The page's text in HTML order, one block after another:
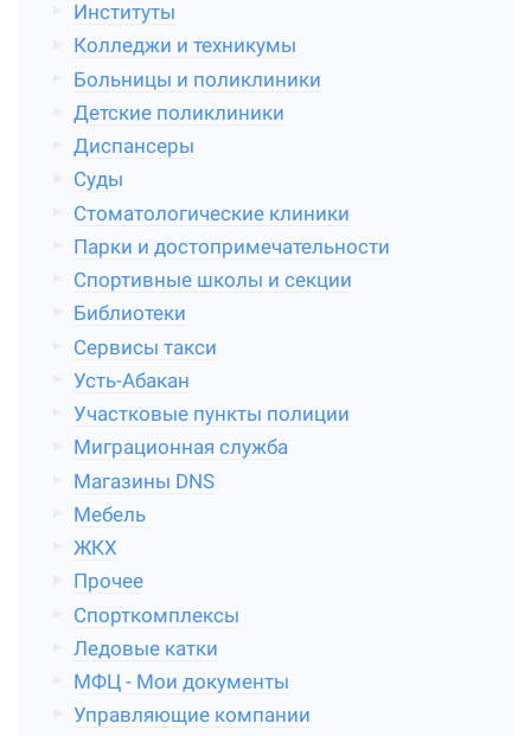
Институты
Колледжи и техникумы
Больницы и поликлиники
Детские поликлиники
Диспансеры
Суды
Стоматологические клиники
Парки и достопримечательности
Спортивные школы и секции
Библиотеки
Сервисы такси
Усть-Абакан
Участковые пункты полиции
Миграционная служба
Магазины DNS
Мебель
ЖКХ
Прочее
Спорткомплексы
Ледовые катки
МФЦ - Мои документы
Управляющие компании